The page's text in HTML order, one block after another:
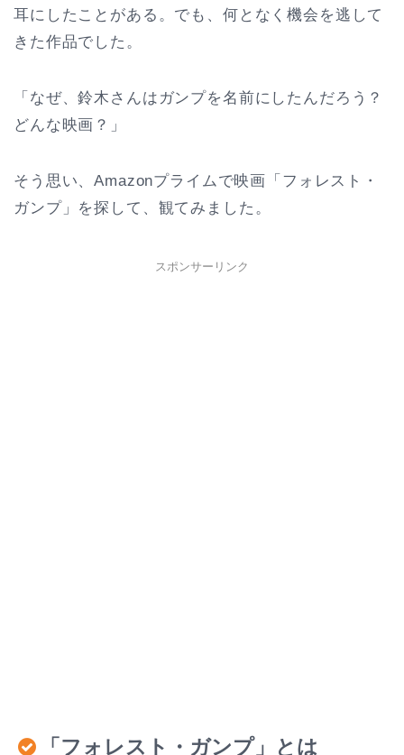
耳にしたことがある。でも、何となく機会を逃して
きた作品でした。
「なぜ、鈴木さんはガンプを名前にしたんだろう？
どんな映画？」
そう思い、Amazonプライムで映画「フォレスト・
ガンプ」を探して、観てみました。
スポンサーリンク
「フォレスト・ガンプ」とは